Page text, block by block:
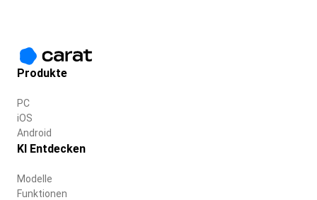
Produkte
PC
iOS
Android
KI Entdecken
Modelle
Funktionen